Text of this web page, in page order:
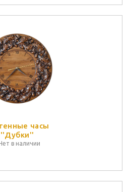
часы
''Дубки''
в наличии